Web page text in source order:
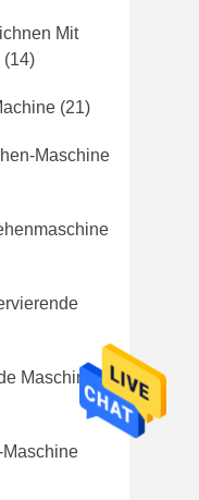
Mit
(14)
(21)
Maschine
Maschine